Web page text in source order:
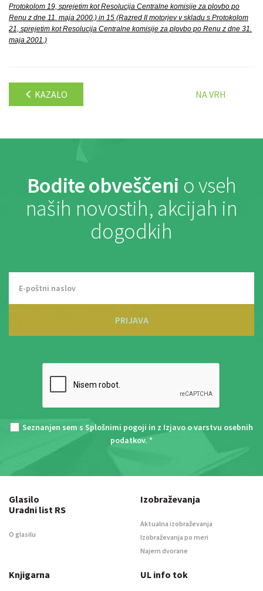
Protokolom 19, sprejetim kot Resolucija Centralne komisije za plovbo po
Renu z dne 11. maja 2000.) in 15 (Razred II motorjev v skladu s Protokolom
21, sprejetim kot Resolucija Centralne komisije za plovbo po Renu z dne 31.
maja 2001.)
KAZALO NA VRH
Bodite obveščeni o vseh
naših novostih, akcijah in
dogodkih
PRIJAVA
Seznanjen sem s Splošnimi pogoji in z Izjavo o varstvu osebnih
podatkov. *
Glasilo
Uradni list RS
O glasilu
Izobraževanja
Aktualna izobraževanja
Izobraževanja po meri
Najem dvorane
Knjigarna UL info tok